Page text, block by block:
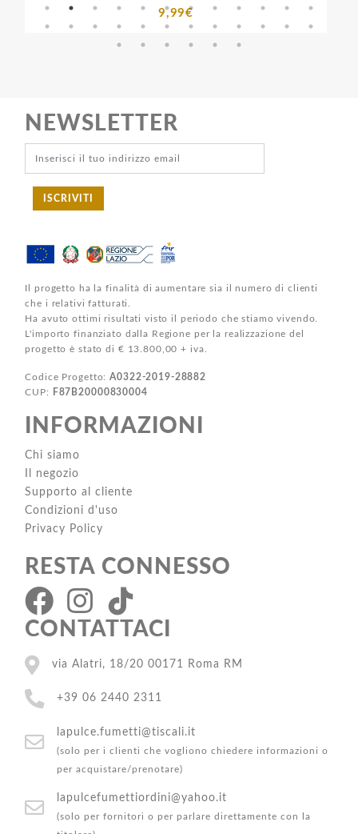
9,99€
NEWSLETTER
ISCRIVITI
Il progetto ha la finalità di aumentare sia il numero di clienti
che i relativi fatturati.
Ha avuto ottimi risultati visto il periodo che stiamo vivendo.
L'importo finanziato dalla Regione per la realizzazione del
progetto è stato di € 13.800,00 + iva.
Codice Progetto:A0322-2019-28882
CUP:
F87B20000830004
INFORMAZIONI
Chi siamo
Il negozio
Supporto al cliente
Condizioni d'uso
Privacy Policy
RESTA CONNESSO
CONTATTACI
via Alatri, 18/20 00171 Roma RM
+39 06 2440 2311
lapulce.fumetti@tiscali.it
(solo per i clienti che vogliono chiedere informazioni o
per acquistare/prenotare)
lapulcefumettiordini@yahoo.it
(solo per fornitori o per parlare direttamente con la